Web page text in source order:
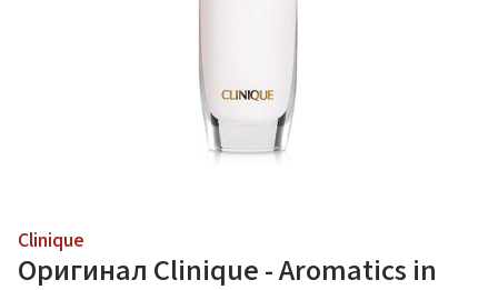
Clinique
Оригинал Clinique - Aromatics in